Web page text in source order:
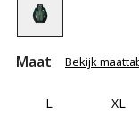
Maat Bekijk
L XL